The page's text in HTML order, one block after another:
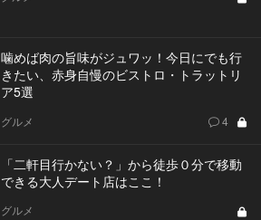
噛めば肉の旨味がジュワッ！今日にでも行
きたい、赤身自慢のビストロ・トラットリ
ア5選
グルメ 4
「二軒目行かない？」から徒歩０分で移動
できる大人デート店はここ！
グルメ